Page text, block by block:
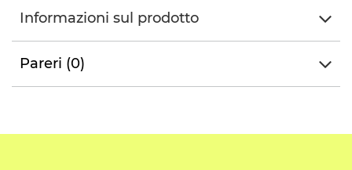
Informazioni sul prodotto
Pareri (0)